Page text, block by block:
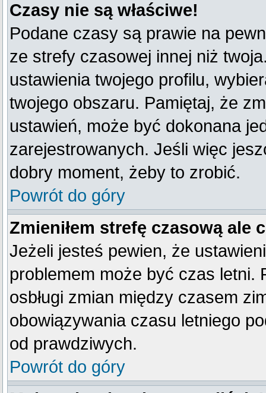
Czasy nie są właściwe!
Podane czasy są prawie na
ze strefy czasowej innej niż
ustawienia twojego profilu,
twojego obszaru. Pamiętaj, że
ustawień, może być dokonana
zarejestrowanych. Jeśli więc
dobry moment, żeby to zrobić.
Powrót do góry
Zmieniłem strefę czasową ale
Jeżeli jesteś pewien, że
problemem może być czas letni.
osbługi zmian między czasem
obowiązywania czasu letniego
od prawdziwych.
Powrót do góry